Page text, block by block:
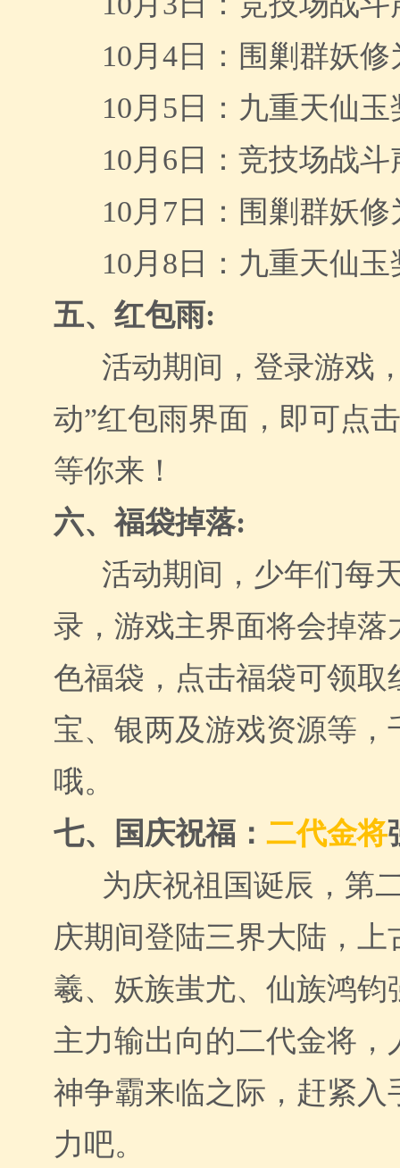
10月4日：围剿群妖
10月5日：九重天仙
10月6日：竞技场战
10月7日：围剿群妖
10月8日：九重天仙
五、红包雨:
活动期间，登录游戏
动”红包雨界面，即可点
等你来！
六、福袋掉落:
活动期间，少年们每
录，游戏主界面将会掉落
色福袋，点击福袋可领取
宝、银两及游戏资源等，
哦。
七、国庆祝福： 二代金将
为庆祝祖国诞辰，第
庆期间登陆三界大陆，上
羲、妖族蚩尤、仙族鸿钧
主力输出向的二代金将，
神争霸来临之际，赶紧入
力吧。